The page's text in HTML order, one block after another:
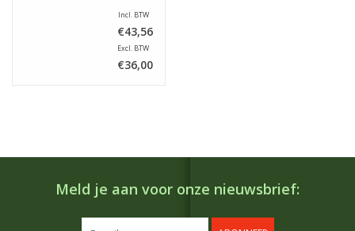
Incl. BTW
€43,56
Excl. BTW
€36,00
Meld je aan voor onze nieuwsbrief: